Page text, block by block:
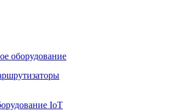
оборудование
IoT